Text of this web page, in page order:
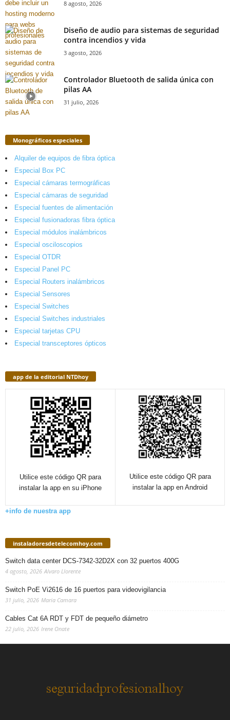
8 agosto, 2026
Diseño de audio para sistemas de seguridad
contra incendios y vida
3 agosto, 2026
Controlador Bluetooth de salida única con
pilas AA
31 julio, 2026
Monográficos especiales
Alquiler de equipos de fibra óptica
Especial Box PC
Especial cámaras termográficas
Especial cámaras de seguridad
Especial fuentes de alimentación
Especial fusionadoras fibra óptica
Especial módulos inalámbricos
Especial osciloscopios
Especial OTDR
Especial Panel PC
Especial Routers inalámbricos
Especial Sensores
Especial Switches
Especial Switches industriales
Especial tarjetas CPU
Especial transceptores ópticos
app de la editorial NTDhoy
Utilice este código QR para
instalar la app en su iPhone
Utilice este código QR para
instalar la app en Android
+info de nuestra app
instaladoresdetelecomhoy.com
Switch data center DCS-7342-32D2X con 32 puertos 400G
4 agosto, 2026 Alvaro Llorente
Switch PoE Vi2616 de 16 puertos para videovigilancia
31 julio, 2026 Maria Camara
Cables Cat 6A RDT y FDT de pequeño diámetro
22 julio, 2026 Irene Onate